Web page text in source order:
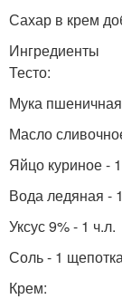
Сахар в крем
Ингредиенты
Тесто:
Мука
Масло
Яйцо куриное -
Вода ледяная -
Уксус 9% - 1 ч.л.
Соль - 1 щепотка
Крем: